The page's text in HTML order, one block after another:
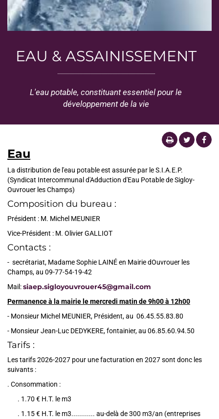
EAU & ASSAINISSEMENT
L'eau potable, constituant essentiel pour le
développement de la vie
Eau
La distribution de l'eau potable est assurée par le S.I.A.E.P.
(Syndicat Intercommunal d'Adduction d'Eau Potable de Sigloy-
Ouvrouer les Champs)
Composition du bureau :
Président : M. Michel MEUNIER
Vice-Président : M. Olivier GALLIOT
Contacts :
- secrétariat, Madame Sophie LAINÉ en Mairie dOuvrouer les
Champs, au 09-77-54-19-42
Mail:siaep.sigloyouvrouer45@gmail.com
Permanence à la mairie le mercredi matin de 9h00 à 12h00
- Monsieur Michel MEUNIER, Président, au 06.45.55.83.80
- Monsieur Jean-Luc DEDYKERE, fontainier, au 06.85.60.94.50
Tarifs :
Les tarifs 2026-2027 pour une facturation en 2027 sont donc les
suivants :
. Consommation :
. 1.70 € H.T. le m3
. 1.15 € H.T. le m3............ au-delà de 300 m3/an (entreprises